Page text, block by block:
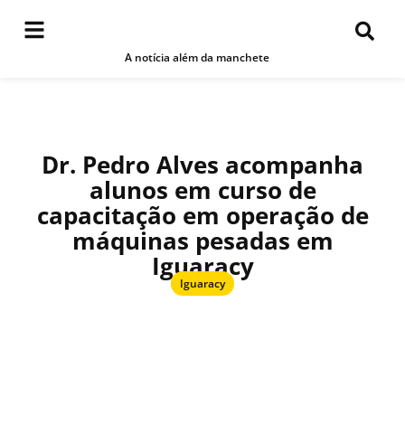
A notícia além da manchete
Dr. Pedro Alves acompanha
alunos em curso de
capacitação em operação de
máquinas pesadas em
Iguaracy
Iguaracy